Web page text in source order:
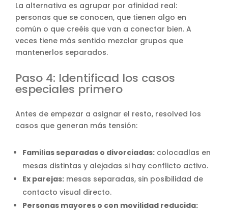
La alternativa es agrupar por afinidad real:
personas que se conocen, que tienen algo en
común o que creéis que van a conectar bien. A
veces tiene más sentido mezclar grupos que
mantenerlos separados.
Paso 4: Identificad los casos
especiales primero
Antes de empezar a asignar el resto, resolved los
casos que generan más tensión:
Familias separadas o divorciadas: colocadlas en
mesas distintas y alejadas si hay conflicto activo.
Ex parejas: mesas separadas, sin posibilidad de
contacto visual directo.
Personas mayores o con movilidad reducida: